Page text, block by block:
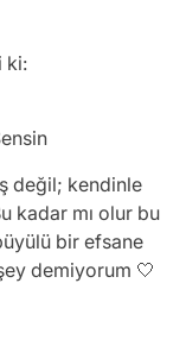
ki:
değil; kendinle
kadar mı olur bu
bir efsane
demiyorum 🤍